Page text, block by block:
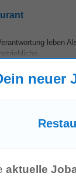
leben
und der
Zürichsees. Mit
Personen...
neuer
aktuelle